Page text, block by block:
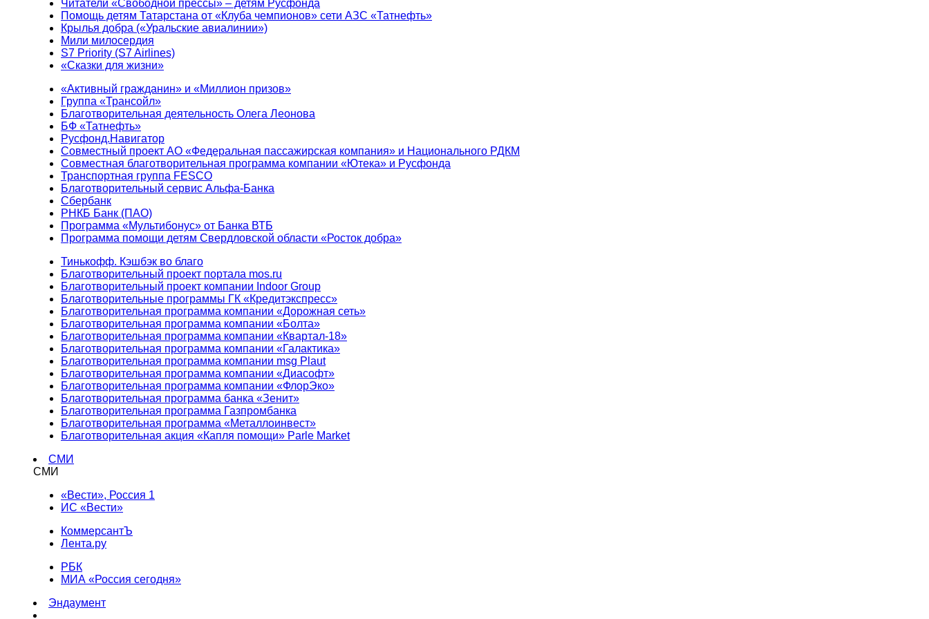
Читатели «Свободной прессы» – детям Русфонда
Помощь детям Татарстана от «Клуба чемпионов» сети АЗС «Татнефть»
Крылья добра («Уральские авиалинии»)
Мили милосердия
S7 Priority (S7 Airlines)
«Сказки для жизни»
«Активный гражданин» и «Миллион призов»
Группа «Трансойл»
Благотворительная деятельность Олега Леонова
БФ «Татнефть»
Русфонд.Навигатор
Совместный проект АО «Федеральная пассажирская компания» и Национального РДКМ
Совместная благотворительная программа компании «Ютека» и Русфонда
Транспортная группа FESCO
Благотворительный сервис Альфа-Банка
Сбербанк
РНКБ Банк (ПАО)
Программа «Мультибонус» от Банка ВТБ
Программа помощи детям Свердловской области «Росток добра»
Тинькофф. Кэшбэк во благо
Благотворительный проект портала mos.ru
Благотворительный проект компании Indoor Group
Благотворительные программы ГК «Кредитэкспресс»
Благотворительная программа компании «Дорожная сеть»
Благотворительная программа компании «Болта»
Благотворительная программа компании «Квартал-18»
Благотворительная программа компании «Галактика»
Благотворительная программа компании msg Plaut
Благотворительная программа компании «Диасофт»
Благотворительная программа компании «ФлорЭко»
Благотворительная программа банка «Зенит»
Благотворительная программа Газпромбанка
Благотворительная программа «Металлоинвест»
Благотворительная акция «Капля помощи» Parle Market
СМИ
СМИ
«Вести», Россия 1
ИС «Вести»
КоммерсантЪ
Лента.ру
РБК
МИА «Россия сегодня»
Эндаумент